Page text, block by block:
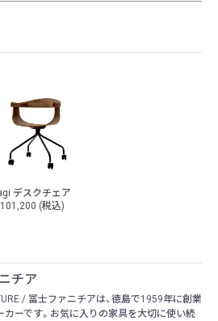
デスクチェア
(税込)
チア
/ 冨士ファニチアは、徳島で1959年に創業
カーです。お気に入りの家具を大切に使い続